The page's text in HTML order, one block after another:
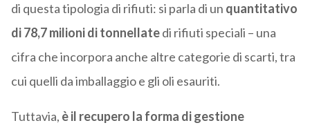
di questa tipologia di rifiuti: si parla di un quantitativo
di 78,7 milioni di tonnellatedi rifiuti speciali – una
cifra che incorpora anche altre categorie di scarti, tra
cui quelli da imballaggio e gli oli esauriti.
Tuttavia, è il recupero la forma di gestione